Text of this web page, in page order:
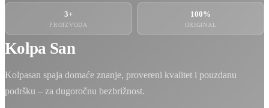
3+
PROIZVODA
100%
ORIGINAL
Kolpa San
Kolpasan spaja domaće znanje, provereni kvalitet i pouzdanu
podršku – za dugoročnu bezbrižnost.